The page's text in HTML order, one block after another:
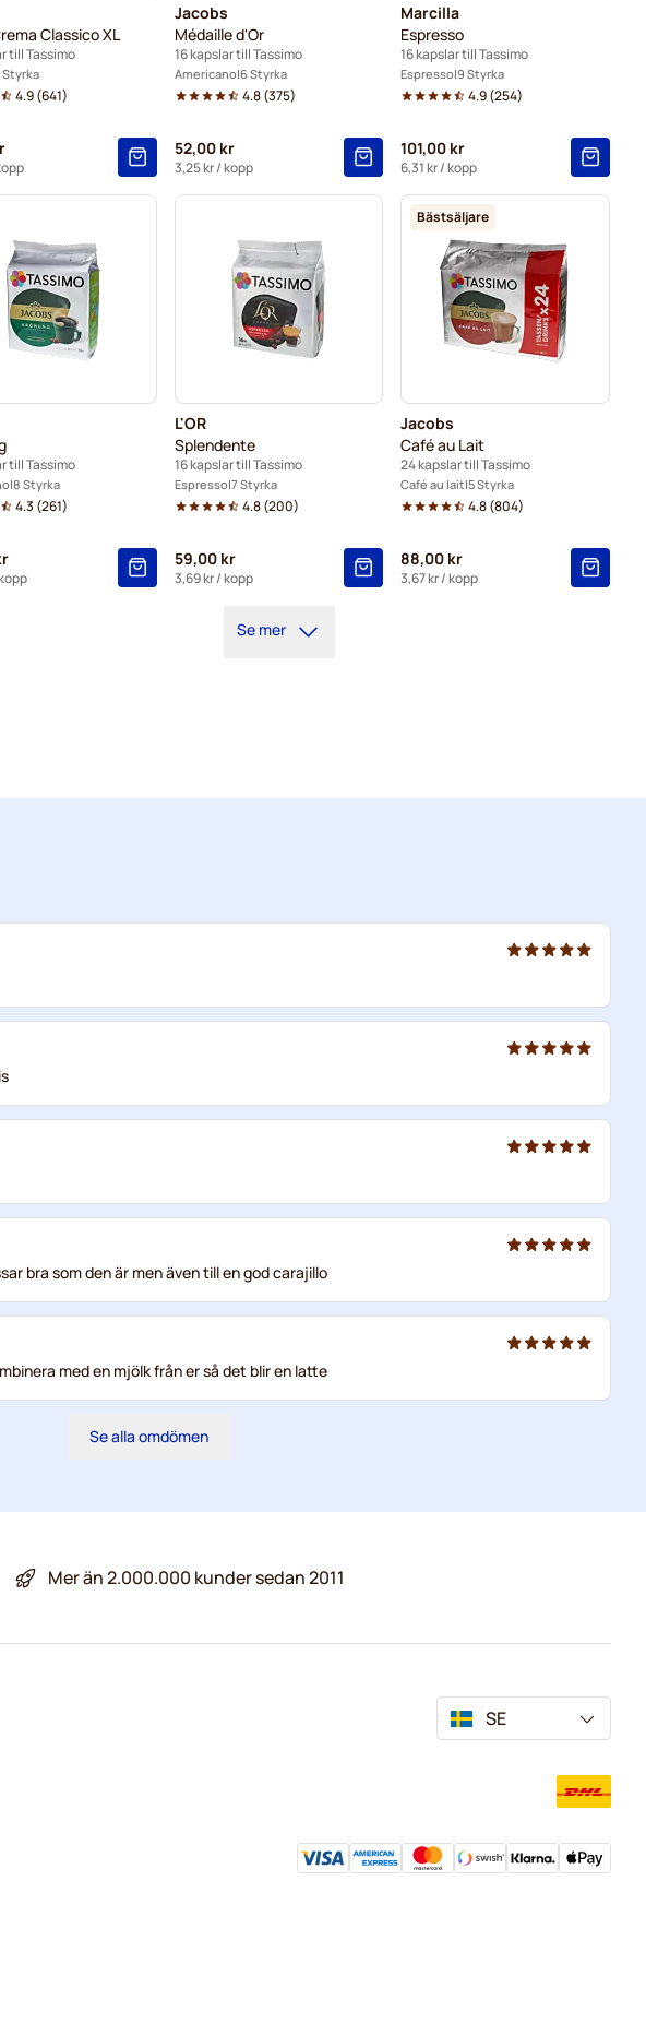
Classico XL
till Tassimo
Styrka
4.9(641)
Jacobs
Médaille d'Or
16 kapslar till Tassimo
Americano 6 Styrka
4.8(375)
52,00 kr
3,25 kr/ kopp
Marcilla
Espresso
16 kapslar till Tassimo
Espresso 9 Styrka
4.9(254)
101,00 kr
6,31 kr/ kopp
till Tassimo
8 Styrka
4.3 (261)
L'OR
Splendente
16 kapslar till Tassimo
Espresso 7 Styrka
4.8(200)
59,00 kr
3,69 kr/ kopp
Bästsäljare
Jacobs
Café au Lait
24 kapslar till Tassimo
Café au lait 5 Styrka
4.8(804)
88,00 kr
3,67 kr/ kopp
Se mer
bra som den är men även till en god carajillo
med en mjölk från er så det blir en latte
Se alla omdömen
Mer än 2.000.000 kunder sedan 2011
SE